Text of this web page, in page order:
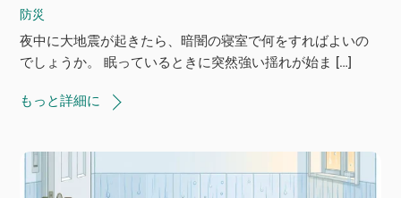
防災
夜中に大地震が起きたら、暗闇の寝室で何をすればよいの
でしょうか。 眠っているときに突然強い揺れが始ま […]
もっと詳細に